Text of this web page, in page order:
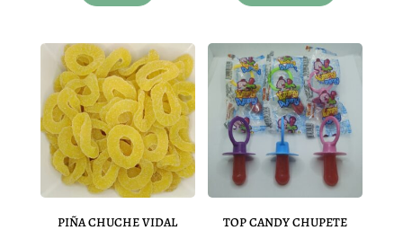
variantes.
Las
opciones
se
pueden
elegir
en
la
PIÑA CHUCHE VIDAL TOP CANDY CHUPETE